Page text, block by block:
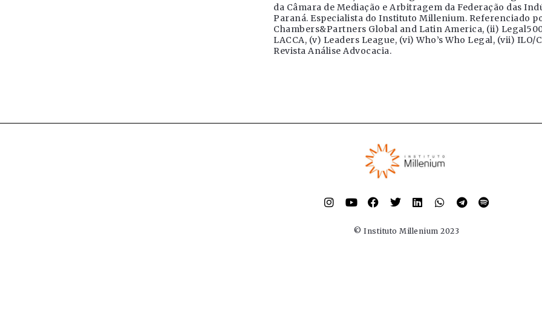
da Câmara de Mediação e Arbitragem da Federação das
Paraná. Especialista do Instituto Millenium. Referenciado
Chambers&Partners Global and Latin America, (ii)
LACCA, (v) Leaders League, (vi) Who’s Who Legal, (vii) ILO/
Revista Análise Advocacia.
© Instituto Millenium 2023